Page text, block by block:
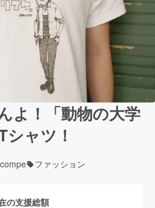
よ！「動物の大学
シャツ！
ファッション
の支援総額